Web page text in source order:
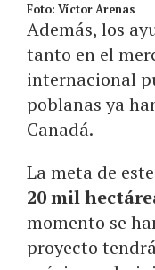
Foto: Víctor Arenas
Además, los
tanto en el
internacional
poblanas ya
Canadá.
La meta de
20 mil
momento se
proyecto